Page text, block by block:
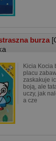
burza
Kicia Kocia
placu
zaskakuje
boją, ale
uczy, jak
a cze